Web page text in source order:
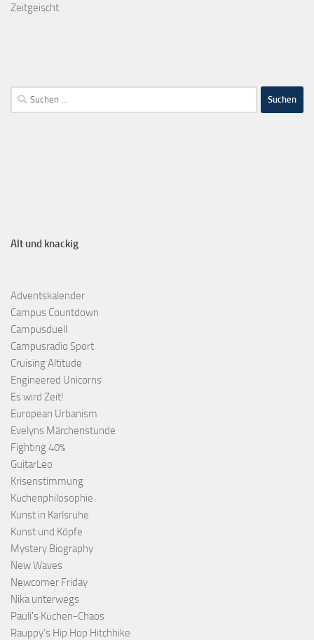
Zeitgeischt
Alt und knackig
Adventskalender
Campus Countdown
Campusduell
Campusradio Sport
Cruising Altitude
Engineered Unicorns
Es wird Zeit!
European Urbanism
Evelyns Märchenstunde
Fighting 40%
GuitarLeo
Krisenstimmung
Küchenphilosophie
Kunst in Karlsruhe
Kunst und Köpfe
Mystery Biography
New Waves
Newcomer Friday
Nika unterwegs
Pauli's Küchen-Chaos
Rauppy’s Hip Hop Hitchhike